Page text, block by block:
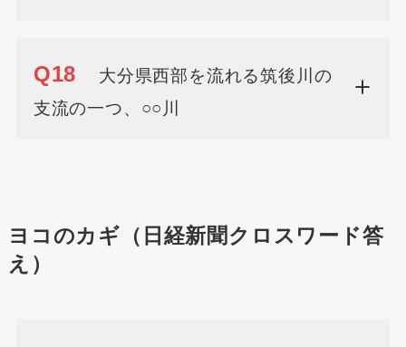
Q18
大分県西部を流れる筑後川の
支流の一つ、○○川
ヨコのカギ（日経新聞クロスワード答
え）